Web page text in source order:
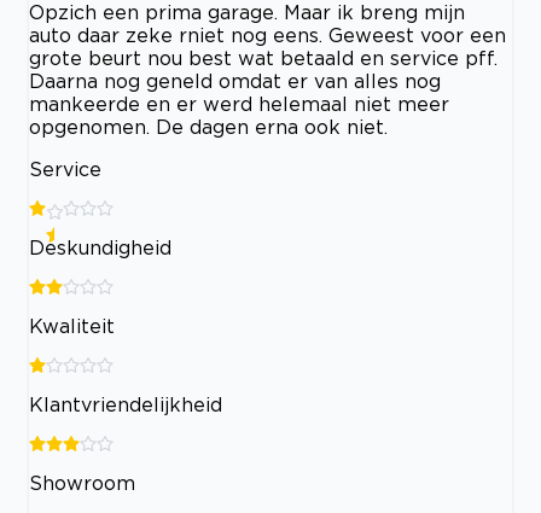
Opzich een prima garage. Maar ik breng mijn
auto daar zeke rniet nog eens. Geweest voor een
grote beurt nou best wat betaald en service pff.
Daarna nog geneld omdat er van alles nog
mankeerde en er werd helemaal niet meer
opgenomen. De dagen erna ook niet.
Service
Deskundigheid
Kwaliteit
Klantvriendelijkheid
Showroom